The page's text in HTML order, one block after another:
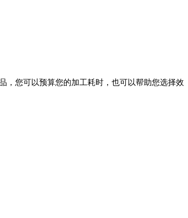
，您可以预算您的加工耗时，也可以帮助您选择效